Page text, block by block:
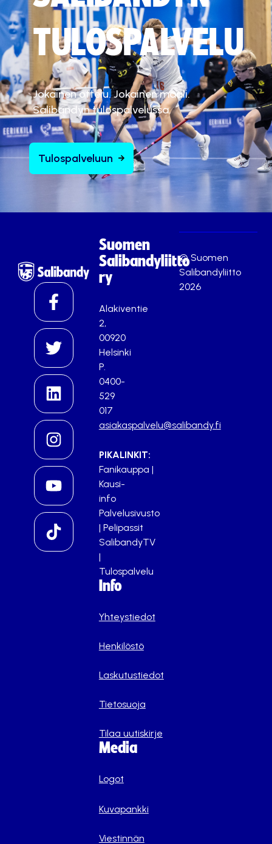
TULOSPALVELU
Jokainen ottelu. Jokainen maali.
Salibandyn tulospalvelussa.
Tulospalveluun
Suomen
Salibandyliitto
ry
Alakiventie
2,
00920
Helsinki
P.
0400-
529
017
asiakaspalvelu@salibandy.fi
PIKALINKIT:
Fanikauppa |
Kausi-
info
Palvelusivusto
| Pelipassit
SalibandyTV
|
Tulospalvelu
Info
Yhteystiedot
Henkilöstö
Laskutustiedot
Tietosuoja
Tilaa uutiskirje
Media
Logot
Kuvapankki
Viestinnän
© Suomen
Salibandyliitto
2026